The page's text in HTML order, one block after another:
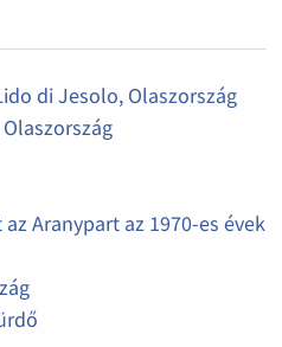
di Jesolo, Olaszország
Aranypart az 1970-es évek